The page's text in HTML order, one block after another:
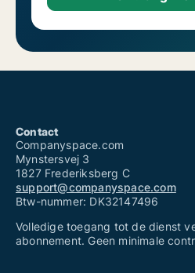
Contact
Companyspace.com
Mynstersvej 3
1827 Frederiksberg C
support@companyspace.com
Btw-nummer: DK32147496
Volledige toegang tot de dienst
abonnement. Geen minimale